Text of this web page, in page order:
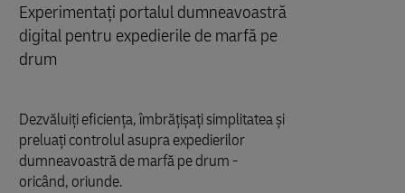
Experimentați portalul dumneavoastră
digital pentru expedierile de marfă pe
drum
Dezvăluiți eficiența, îmbrățișați simplitatea și
preluați controlul asupra expedierilor
dumneavoastră de marfă pe drum -
oricând, oriunde.